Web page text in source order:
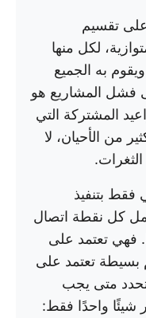
تقسيم
لكل منها
به الجميع
فشل المشاريع هو
المشتركة التي
من الأحيان، لا
فقط بتنفيذ
كل نقطة اتصال
فهي تعتمد على
بسيطة تعتمد على
متى يجب
شيئًا واحدًا فقط: